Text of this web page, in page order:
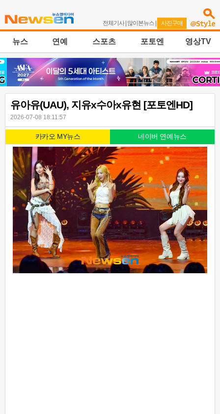
전체기사| 많이본뉴스 | 사진구매
뉴스 연예 스포츠 포토엔 영상TV
유아유(UAU), 지유x수아x유현 [포토엔HD]
2026-07-08 18:11:57
카카오 MY뉴스 네이버 연예뉴스